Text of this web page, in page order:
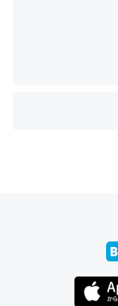
ウチもEchoを
ちぼちRingも
これ見て生きて
とかSpotifyを支
り時間を日数に
それを実質100